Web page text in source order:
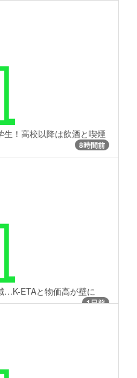
！高校以降は飲酒と喫煙
8時間前
…K-ETAと物価高が壁に
1日前